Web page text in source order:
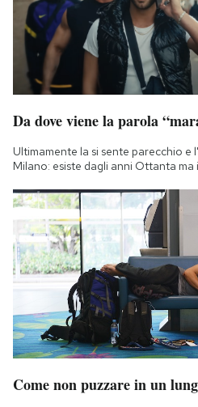
Da dove viene la parola
Ultimamente la si sente parecchio e
Milano: esiste dagli anni Ottanta
Come non puzzare in un